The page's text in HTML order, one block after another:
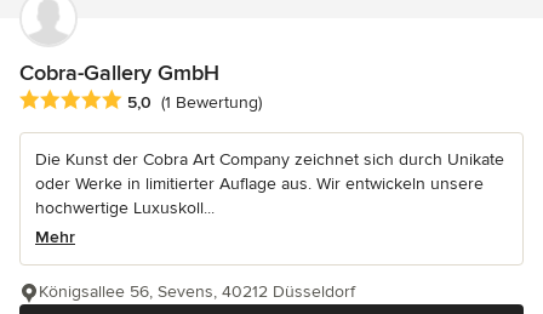
Cobra-Gallery GmbH
Durchschnittliche Bewertung: 5 von 5 Sternen
5,0 (1 Bewertung)
Die Kunst der Cobra Art Company zeichnet sich durch Unikate
oder Werke in limitierter Auflage aus. Wir entwickeln unsere
hochwertige Luxuskoll...
Mehr
Königsallee 56, Sevens, 40212 Düsseldorf